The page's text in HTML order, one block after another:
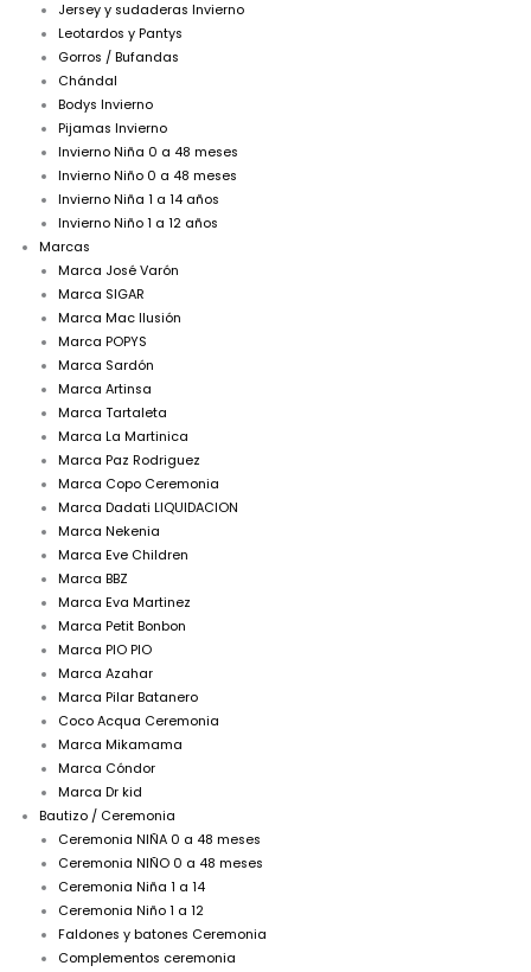
Jersey y sudaderas Invierno
Leotardos y Pantys
Gorros / Bufandas
Chándal
Bodys Invierno
Pijamas Invierno
Invierno Niña 0 a 48 meses
Invierno Niño 0 a 48 meses
Invierno Niña 1 a 14 años
Invierno Niño 1 a 12 años
Marcas
Marca José Varón
Marca SIGAR
Marca Mac Ilusión
Marca POPYS
Marca Sardón
Marca Artinsa
Marca Tartaleta
Marca La Martinica
Marca Paz Rodriguez
Marca Copo Ceremonia
Marca Dadati LIQUIDACION
Marca Nekenia
Marca Eve Children
Marca BBZ
Marca Eva Martinez
Marca Petit Bonbon
Marca PIO PIO
Marca Azahar
Marca Pilar Batanero
Coco Acqua Ceremonia
Marca Mikamama
Marca Cóndor
Marca Dr kid
Bautizo / Ceremonia
Ceremonia NIÑA 0 a 48 meses
Ceremonia NIÑO 0 a 48 meses
Ceremonia Niña 1 a 14
Ceremonia Niño 1 a 12
Faldones y batones Ceremonia
Complementos ceremonia